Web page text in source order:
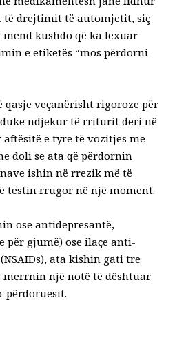
drejtimit të automjetit, siç
kushdo që ka lexuar
e etiketës “mos përdorni
veçanërisht rigoroze për
ndjekur të rriturit deri në
e tyre të vozitjes me
doli se ata që përdornin
ishin në rrezik më të
testin rrugor në një moment.
ose antidepresantë,
për gjumë) ose ilaçe anti-
ata kishin gati tre
merrnin një notë të dështuar
përdoruesit.